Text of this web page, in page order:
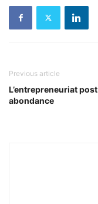
Previous article
L’entrepreneuriat
abondance